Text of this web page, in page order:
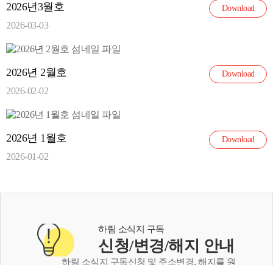
2026년3월호
2026-03-03
Download
2026년 2월호
2026-02-02
Download
2026년 1월호
2026-01-02
Download
하림 소식지 구독
신청/변경/해지 안내
하림 소식지 구독신청 및 주소변경, 해지를 원